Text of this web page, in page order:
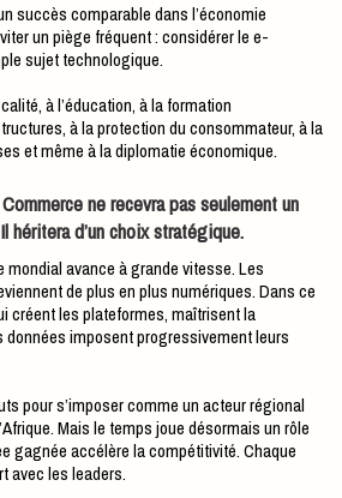
succès comparable dans l’économie
un piège fréquent : considérer le e-
sujet technologique.
à l’éducation, à la formation
à la protection du consommateur, à la
et même à la diplomatie économique.
ne recevra pas seulement un
d’un choix stratégique.
de plus en plus numériques. Dans ce
créent les plateformes, maîtrisent la
imposent progressivement leurs
pour s’imposer comme un acteur régional
Mais le temps joue désormais un rôle
gagnée accélère la compétitivité. Chaque
avec les leaders.